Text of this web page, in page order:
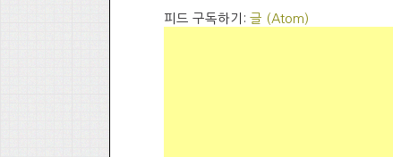
피드 구독하기: 글 (Atom)